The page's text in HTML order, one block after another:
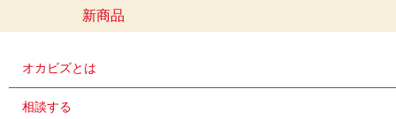
新商品
オカビズとは
相談する